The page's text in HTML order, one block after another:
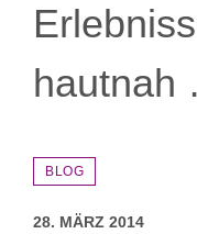
hautnah
BLOG
28. MÄRZ 2014